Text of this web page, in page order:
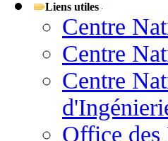
Liens utiles
Centre
Centre
Centre
Office des